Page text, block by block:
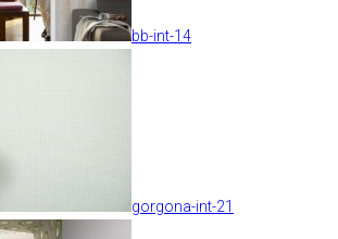
bb-int-14
gorgona-int-21